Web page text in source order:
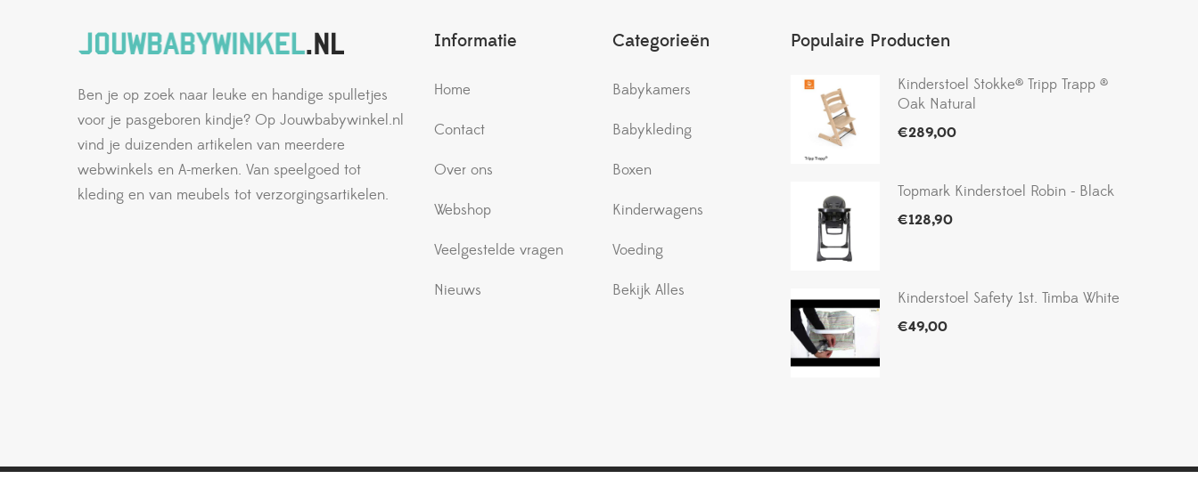
Ben je op zoek naar leuke en handige spulletjes
voor je pasgeboren kindje? Op Jouwbabywinkel.nl
vind je duizenden artikelen van meerdere
webwinkels en A-merken. Van speelgoed tot
kleding en van meubels tot verzorgingsartikelen.
Informatie
Home
Contact
Over ons
Webshop
Veelgestelde vragen
Nieuws
Categorieën
Babykamers
Babykleding
Boxen
Kinderwagens
Voeding
Bekijk Alles
Populaire Producten
Kinderstoel Stokke® Tripp Trapp ®
Oak Natural
€289,00
Topmark Kinderstoel Robin - Black
€128,90
Kinderstoel Safety 1st. Timba White
€49,00